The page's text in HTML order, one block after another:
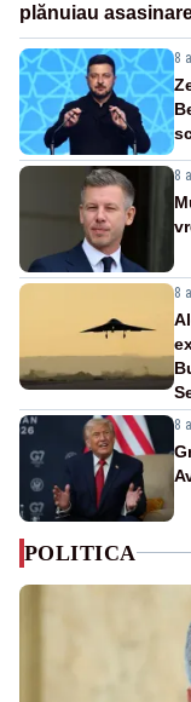
plănuiau
8
8
8
8
POLITICA